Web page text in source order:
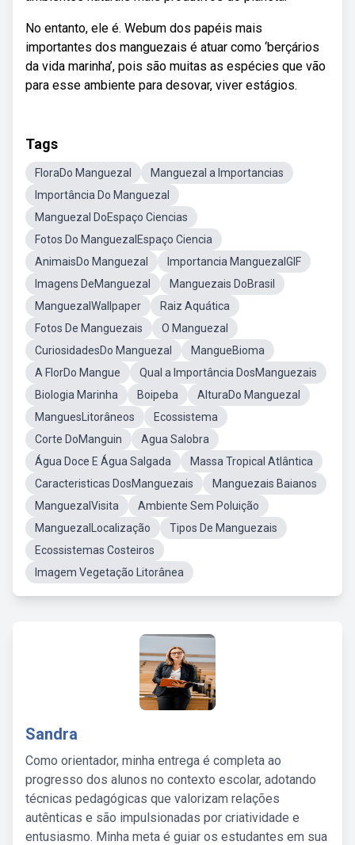
No entanto, ele é. Webum dos papéis mais
importantes dos manguezais é atuar como ‘berçários
da vida marinha’, pois são muitas as espécies que vão
para esse ambiente para desovar, viver estágios.
Tags
FloraDo Manguezal
Manguezal a Importancias
Importância Do Manguezal
Manguezal DoEspaço Ciencias
Fotos Do ManguezalEspaço Ciencia
AnimaisDo Manguezal
Importancia ManguezalGIF
Imagens DeManguezal
Manguezais DoBrasil
ManguezalWallpaper
Raiz Aquática
Fotos De Manguezais
O Manguezal
CuriosidadesDo Manguezal
MangueBioma
A FlorDo Mangue
Qual a Importância DosManguezais
Biologia Marinha
Boipeba
AlturaDo Manguezal
ManguesLitorâneos
Ecossistema
Corte DoManguin
Agua Salobra
Água Doce E Água Salgada
Massa Tropical Atlântica
Caracteristicas DosManguezais
Manguezais Baianos
ManguezalVisita
Ambiente Sem Poluição
ManguezalLocalização
Tipos De Manguezais
Ecossistemas Costeiros
Imagem Vegetação Litorânea
Sandra
Como orientador, minha entrega é completa ao
progresso dos alunos no contexto escolar, adotando
técnicas pedagógicas que valorizam relações
autênticas e são impulsionadas por criatividade e
entusiasmo. Minha meta é guiar os estudantes em sua